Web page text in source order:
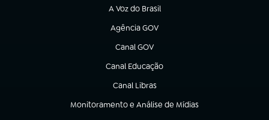
A Voz do Brasil
(abre em nova aba)
Agência GOV
(abre em nova aba)
Canal GOV
(abre em nova aba)
Canal Educação
(abre em nova aba)
Canal Libras
(abre em nova aba)
Monitoramento e Análise de Mídias
(abre em nova aba)